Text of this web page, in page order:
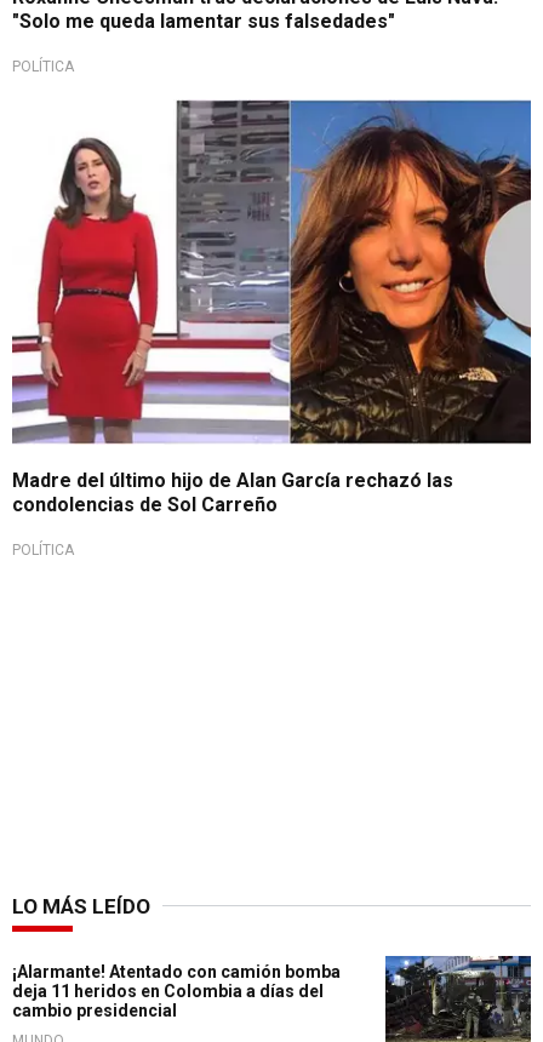
"Solo me queda lamentar sus falsedades"
POLÍTICA
Madre del último hijo de Alan García rechazó las
condolencias de Sol Carreño
POLÍTICA
LO MÁS LEÍDO
¡Alarmante! Atentado con camión bomba
deja 11 heridos en Colombia a días del
cambio presidencial